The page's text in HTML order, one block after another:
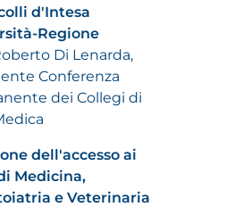
d'Intesa
Regione
Di Lenarda,
Conferenza
dei Collegi di
dell'accesso ai
Medicina,
e Veterinaria